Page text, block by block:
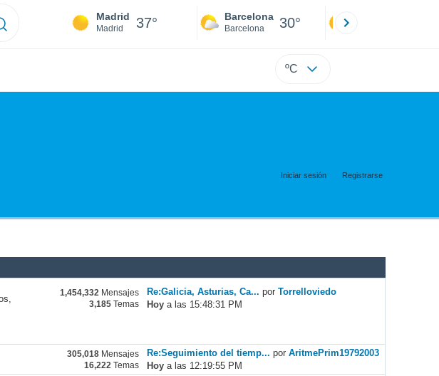
Madrid
Madrid 37° Barcelona
Barcelona 30°
ºC
Iniciar sesión Registrarse
1,454,332 Mensajes
3,185 Temas
Re:Galicia, Asturias, Ca... porTorrelloviedo
Hoy a las 15:48:31 PM
305,018 Mensajes
16,222 Temas
Re:Seguimiento del tiemp... porAritmePrim19792003
Hoy a las 12:19:55 PM